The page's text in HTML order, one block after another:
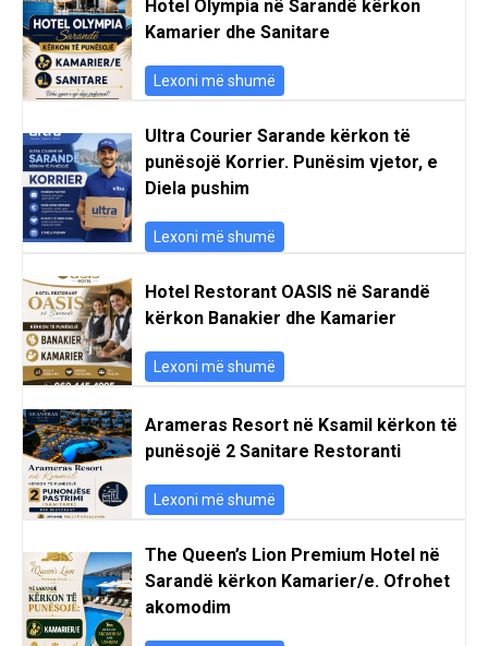
Hotel Olympia në Sarandë kërkon
Kamarier dhe Sanitare
Lexoni më shumë
Ultra Courier Sarande kërkon të
punësojë Korrier. Punësim vjetor, e
Diela pushim
Lexoni më shumë
Hotel Restorant OASIS në Sarandë
kërkon Banakier dhe Kamarier
Lexoni më shumë
Arameras Resort në Ksamil kërkon të
punësojë 2 Sanitare Restoranti
Lexoni më shumë
The Queen’s Lion Premium Hotel në
Sarandë kërkon Kamarier/e. Ofrohet
akomodim